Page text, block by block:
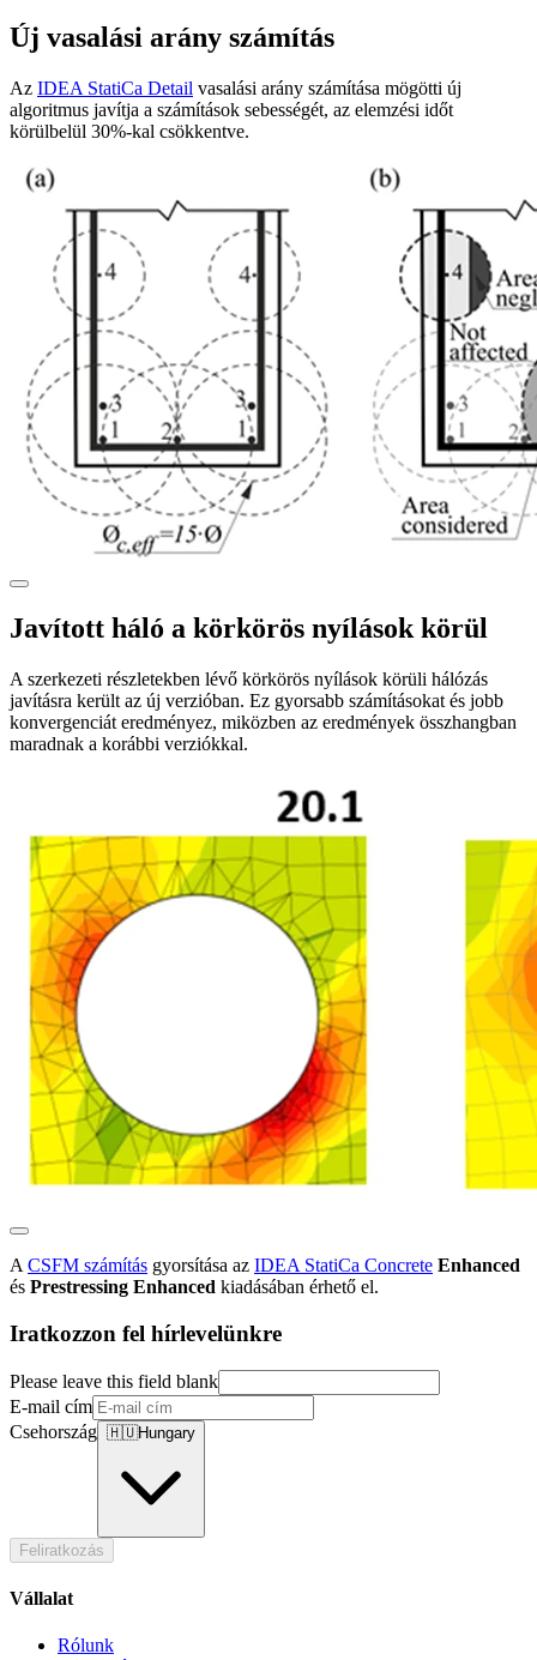
Új vasalási arány számítás
Az IDEA StatiCa Detail vasalási arány számítása mögötti új
algoritmus javítja a számítások sebességét, az elemzési időt
körülbelül 30%-kal csökkentve.
Javított háló a körkörös nyílások körül
A szerkezeti részletekben lévő körkörös nyílások körüli hálózás
javításra került az új verzióban. Ez gyorsabb számításokat és jobb
konvergenciát eredményez, miközben az eredmények összhangban
maradnak a korábbi verziókkal.
A CSFM számítás gyorsítása az IDEA StatiCa Concrete Enhanced
és Prestressing Enhanced kiadásában érhető el.
Iratkozzon fel hírlevelünkre
Please leave this field blank
E-mail cím
Csehország 🇭🇺Hungary
Feliratkozás
Vállalat
Rólunk